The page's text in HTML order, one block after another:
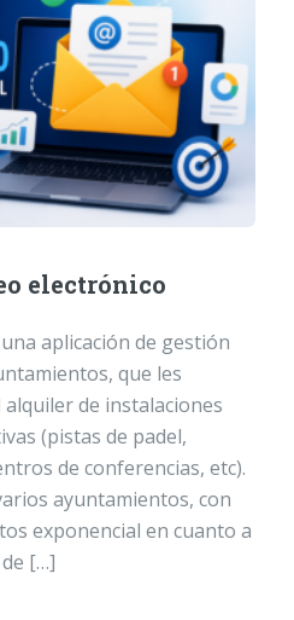
electrónico
aplicación de gestión
que les
de instalaciones
(pistas de padel,
de conferencias, etc).
ayuntamientos, con
exponencial en cuanto a
[…]